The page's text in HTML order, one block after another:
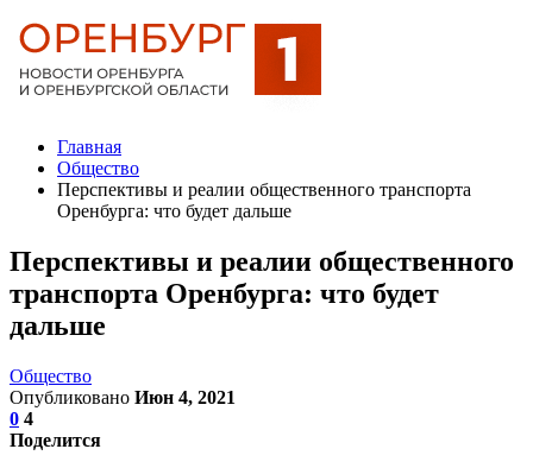
Главная
Общество
Перспективы и реалии общественного транспорта
Оренбурга: что будет дальше
Перспективы и реалии общественного
транспорта Оренбурга: что будет
дальше
Общество
Опубликовано Июн 4, 2021
0 4
Поделится